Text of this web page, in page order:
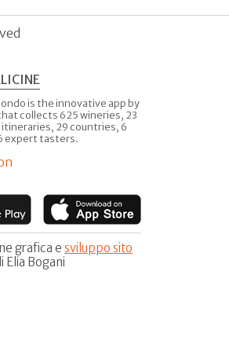
is the innovative app by
collects 625 wineries, 23
29 countries, 6
expert tasters.
grafica e sviluppo sito
Elia Bogani